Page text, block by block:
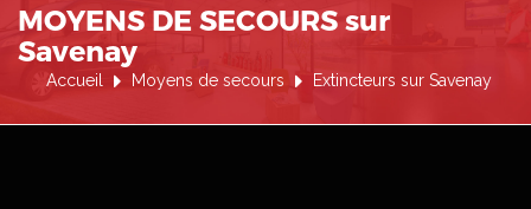
MOYENS DE SECOURS sur
Savenay
Accueil Moyens de secours Extincteurs sur Savenay